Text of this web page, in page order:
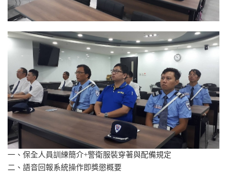
一、保全人員訓練簡介+警衛服裝穿著與配備規定
二、語音回報系統操作即獎懲概要